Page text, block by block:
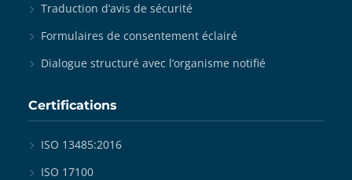
Traduction d’avis de sécurité
Formulaires de consentement éclairé
Dialogue structuré avec l’organisme notifié
Certifications
ISO 13485:2016
ISO 17100